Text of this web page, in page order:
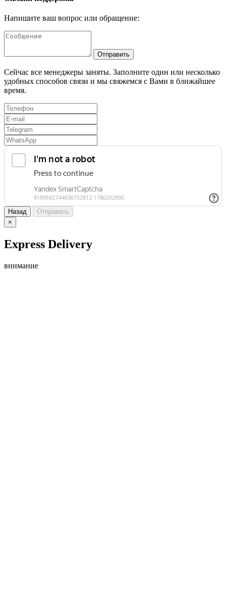
Напишите ваш вопрос или обращение:
Отправить
Сейчас все менеджеры заняты. Заполните один или несколько
удобных способов связи и мы свяжемся с Вами в ближайшее
время.
Назад
Отправить
×
Express Delivery
внимание